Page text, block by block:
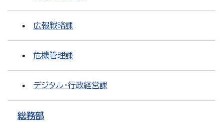
広報戦略課
危機管理課
デジタル・行政経営課
総務部